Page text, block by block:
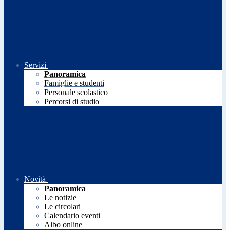
Servizi
Panoramica
Famiglie e studenti
Personale scolastico
Percorsi di studio
Novità
Panoramica
Le notizie
Le circolari
Calendario eventi
Albo online